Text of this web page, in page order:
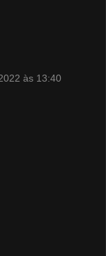
às 13:40